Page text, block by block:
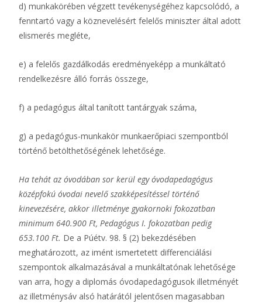
d) munkakörében végzett tevékenységéhez kapcsolódó, a
fenntartó vagy a köznevelésért felelős miniszter által adott
elismerés megléte,
e) a felelős gazdálkodás eredményeképp a munkáltató
rendelkezésre álló forrás összege,
f) a pedagógus által tanított tantárgyak száma,
g) a pedagógus-munkakör munkaerőpiaci szempontból
történő betölthetőségének lehetősége.
Ha tehát az óvodában sor kerül egy óvodapedagógus
középfokú óvodai nevelő szakképesítéssel történő
kinevezésére, akkor illetménye gyakornoki fokozatban
minimum 640.900 Ft, Pedagógus I. fokozatban pedig
653.100 Ft. De a Púétv. 98. § (2) bekezdésében
meghatározott, az imént ismertetett differenciálási
szempontok alkalmazásával a munkáltatónak lehetősége
van arra, hogy a diplomás óvodapedagógusok illetményét
az illetménysáv alsó határától jelentősen magasabban